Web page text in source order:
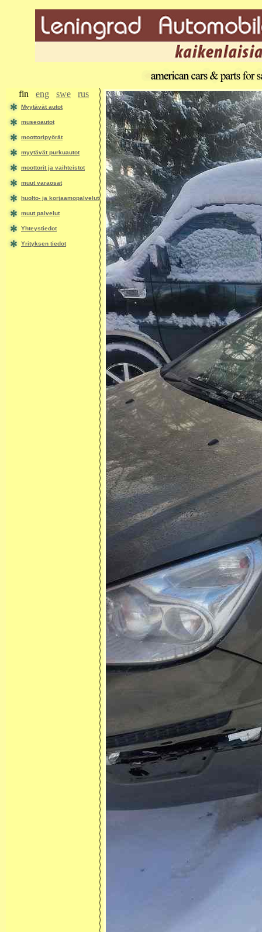
fin eng swe rus
Myytävät autot
museoautot
moottoripyörät
myytävät purkuautot
moottorit ja vaihteistot
muut varaosat
huolto- ja korjaamopalvelut
muut palvelut
Yhteystiedot
Yrityksen tiedot